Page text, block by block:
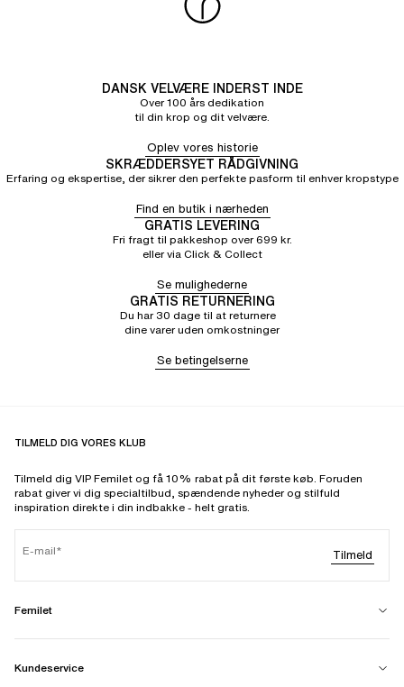
DANSK VELVÆRE INDERST INDE
Over 100 års dedikation
til din krop og dit velvære.
Oplev vores historie
SKRÆDDERSYET RÅDGIVNING
Erfaring og ekspertise, der sikrer den perfekte pasform til enhver kropstype
Find en butik i nærheden
GRATIS LEVERING
Fri fragt til pakkeshop over 699 kr.
eller via Click & Collect
Se mulighederne
GRATIS RETURNERING
Du har 30 dage til at returnere
dine varer uden omkostninger
Se betingelserne
TILMELD DIG VORES KLUB
Tilmeld dig VIP Femilet og få 10% rabat på dit første køb. Foruden
rabat giver vi dig specialtilbud, spændende nyheder og stilfuld
inspiration direkte i din indbakke - helt gratis.
E-mail Tilmeld
Femilet
Kundeservice